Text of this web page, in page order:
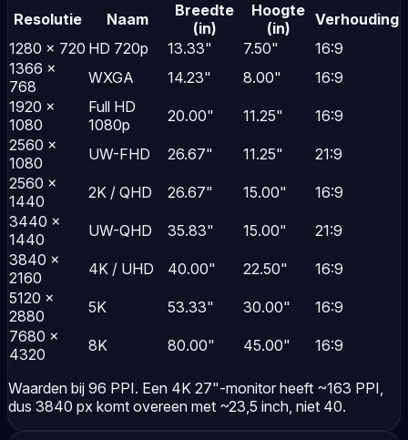
Resolutie Naam
Breedte
(in)
Hoogte
(in)
Verhouding
1280 × 720 HD 720p 13.33" 7.50"
16:9
1366 ×
768
WXGA 14.23" 8.00"
16:9
1920 ×
1080
Full HD
1080p
20.00" 11.25"
16:9
2560 ×
1080
UW-FHD 26.67" 11.25"
21:9
2560 ×
1440
2K / QHD 26.67" 15.00"
16:9
3440 ×
1440
UW-QHD 35.83" 15.00"
21:9
3840 ×
2160
4K / UHD 40.00" 22.50"
16:9
5120 ×
2880
5K 53.33" 30.00"
16:9
7680 ×
4320
8K 80.00" 45.00" 16:9
Waarden bij 96 PPI. Een 4K 27"-monitor heeft ~163 PPI,
dus 3840 px komt overeen met ~23,5 inch, niet 40.